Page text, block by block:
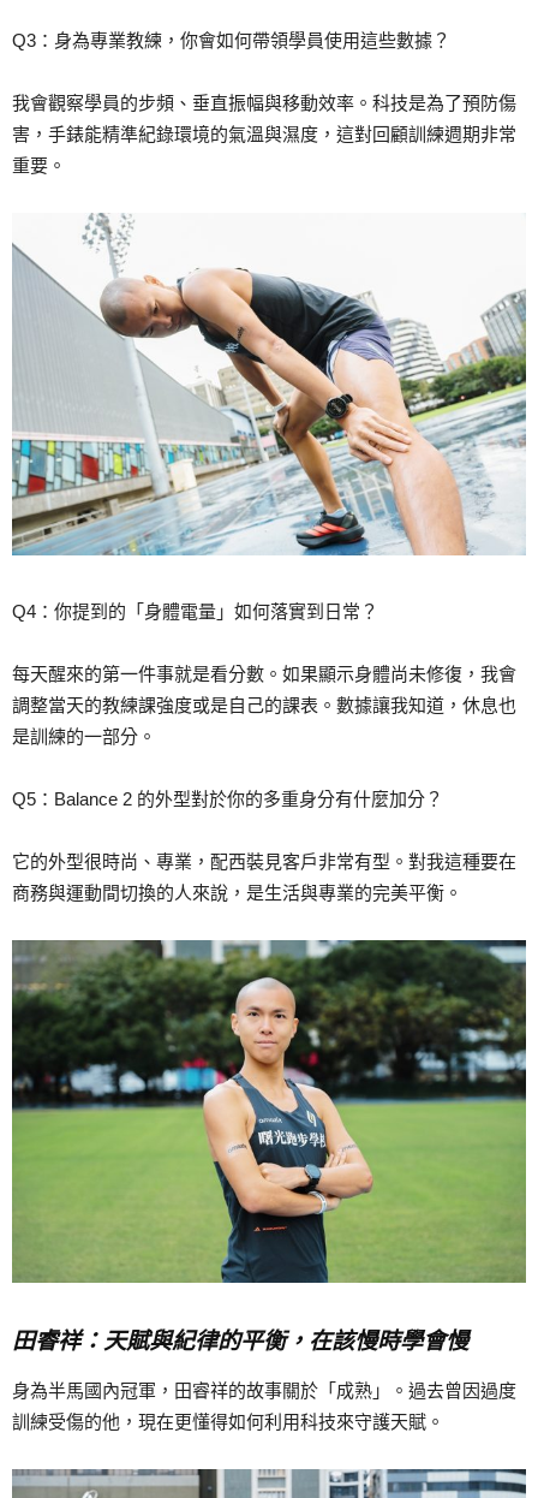
Q3：身為專業教練，你會如何帶領學員使用這些數據？
我會觀察學員的步頻、垂直振幅與移動效率。科技是為了預防傷
害，手錶能精準紀錄環境的氣溫與濕度，這對回顧訓練週期非常
重要。
Q4：你提到的「身體電量」如何落實到日常？
每天醒來的第一件事就是看分數。如果顯示身體尚未修復，我會
調整當天的教練課強度或是自己的課表。數據讓我知道，休息也
是訓練的一部分。
Q5：Balance 2 的外型對於你的多重身分有什麼加分？
它的外型很時尚、專業，配西裝見客戶非常有型。對我這種要在
商務與運動間切換的人來說，是生活與專業的完美平衡。
田睿祥：天賦與紀律的平衡，在該慢時學會慢
身為半馬國內冠軍，田睿祥的故事關於「成熟」。過去曾因過度
訓練受傷的他，現在更懂得如何利用科技來守護天賦。